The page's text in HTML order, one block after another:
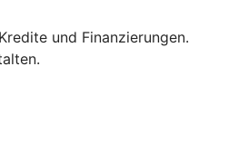
und Finanzierungen.